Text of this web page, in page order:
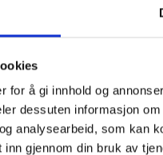
for å gi innhold og
dessuten informasjon
analysearbeid, som kan
gjennom din bruk av
Gunvor J. Garvik
2 years ago